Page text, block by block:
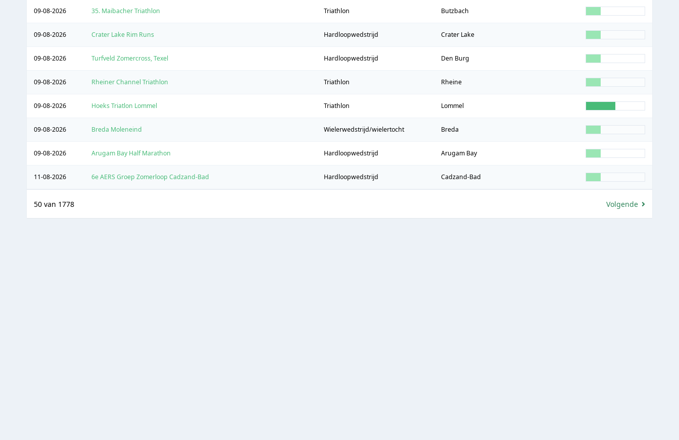
09-08-2026 35. Maibacher Triathlon Triathlon Butzbach
09-08-2026 Crater Lake Rim Runs Hardloopwedstrijd Crater Lake
09-08-2026 Turfveld Zomercross, Texel Hardloopwedstrijd Den Burg
09-08-2026 Rheiner Channel Triathlon Triathlon Rheine
09-08-2026 Hoeks Triatlon Lommel Triathlon Lommel
09-08-2026 Breda Moleneind Wielerwedstrijd/wielertocht Breda
09-08-2026 Arugam Bay Half Marathon Hardloopwedstrijd Arugam Bay
11-08-2026 6e AERS Groep Zomerloop Cadzand-Bad Hardloopwedstrijd Cadzand-Bad
50 van 1778 Volgende